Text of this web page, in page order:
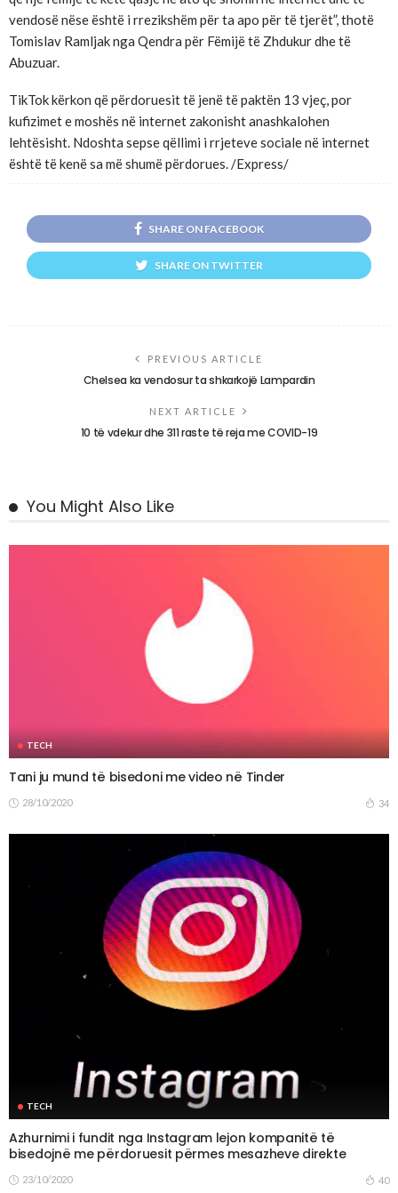
vendosë nëse është i rrezikshëm për ta apo për të tjerët”, thotë
Tomislav Ramljak nga Qendra për Fëmijë të Zhdukur dhe të
Abuzuar.
TikTok kërkon që përdoruesit të jenë të paktën 13 vjeç, por
kufizimet e moshës në internet zakonisht anashkalohen
lehtësisht. Ndoshta sepse qëllimi i rrjeteve sociale në internet
është të kenë sa më shumë përdorues. /Express/
SHARE ON FACEBOOK
SHARE ON TWITTER
PREVIOUS ARTICLE
Chelsea ka vendosur ta shkarkojë Lampardin
NEXT ARTICLE
10 të vdekur dhe 311 raste të reja me COVID-19
You Might Also Like
TECH
Tani ju mund të bisedoni me video në Tinder
28/10/2020 34
TECH
Azhurnimi i fundit nga Instagram lejon kompanitë të
bisedojnë me përdoruesit përmes mesazheve direkte
23/10/2020 40